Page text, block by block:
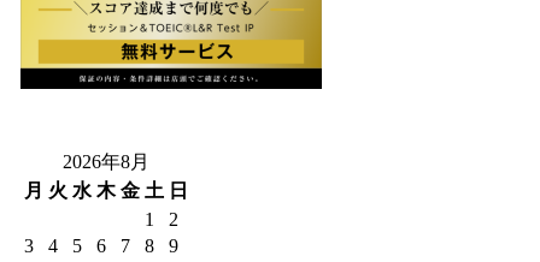
2026年8月
月 火 水 木 金 土 日
1
2
3
4 5 6 7 8
9